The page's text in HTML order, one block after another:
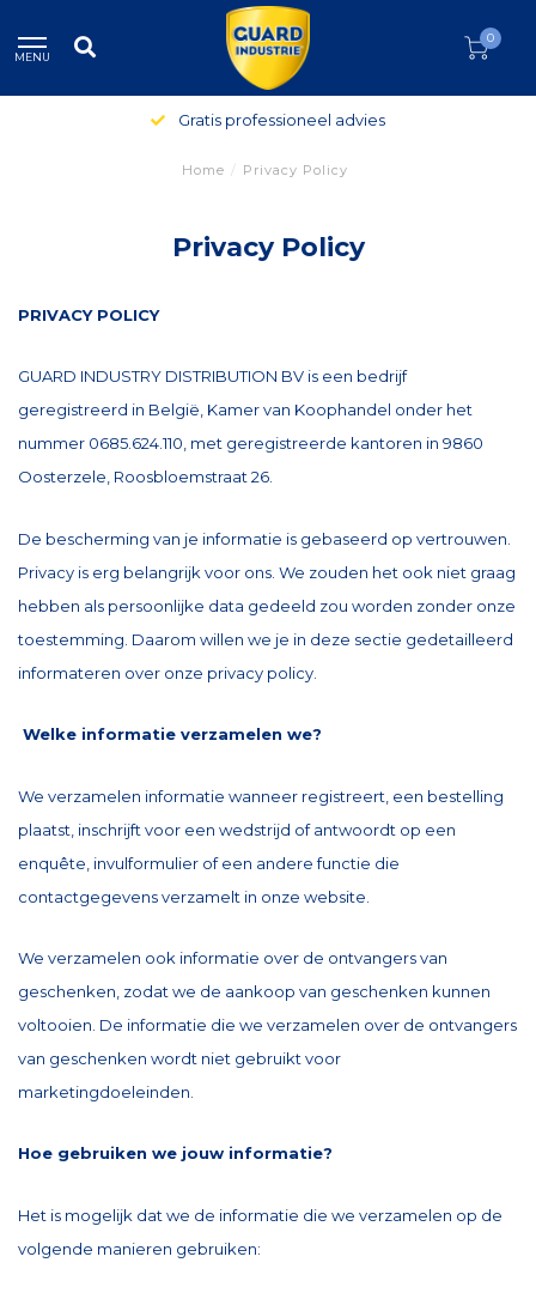
MENU
0
Gratis professioneel advies
Home / Privacy Policy
Privacy Policy
PRIVACY POLICY
GUARD INDUSTRY DISTRIBUTION BV is een bedrijf
geregistreerd in België, Kamer van Koophandel onder het
nummer 0685.624.110, met geregistreerde kantoren in 9860
Oosterzele, Roosbloemstraat 26.
De bescherming van je informatie is gebaseerd op vertrouwen.
Privacy is erg belangrijk voor ons. We zouden het ook niet graag
hebben als persoonlijke data gedeeld zou worden zonder onze
toestemming. Daarom willen we je in deze sectie gedetailleerd
informateren over onze privacy policy.
Welke informatie verzamelen we?
We verzamelen informatie wanneer registreert, een bestelling
plaatst, inschrijft voor een wedstrijd of antwoordt op een
enquête, invulformulier of een andere functie die
contactgegevens verzamelt in onze website.
We verzamelen ook informatie over de ontvangers van
geschenken, zodat we de aankoop van geschenken kunnen
voltooien. De informatie die we verzamelen over de ontvangers
van geschenken wordt niet gebruikt voor
marketingdoeleinden.
Hoe gebruiken we jouw informatie?
Het is mogelijk dat we de informatie die we verzamelen op de
volgende manieren gebruiken: